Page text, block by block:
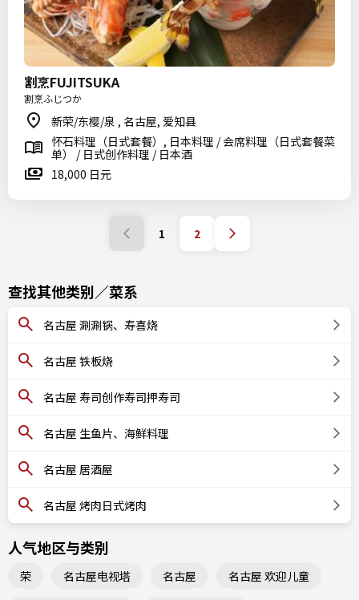
割烹FUJITSUKA
割烹ふじつか
新荣/东樱/泉 , 名古屋, 爱知县
怀石料理（日式套餐）, 日本料理 / 会席料理（日式套餐菜
单） / 日式创作料理 / 日本酒
18,000 日元
1 2
查找其他类别／菜系
名古屋 涮涮锅、寿喜烧
名古屋 铁板烧
名古屋 寿司创作寿司押寿司
名古屋 生鱼片、海鲜料理
名古屋 居酒屋
名古屋 烤肉日式烤肉
人气地区与类别
荣 名古屋电视塔 名古屋 名古屋 欢迎儿童